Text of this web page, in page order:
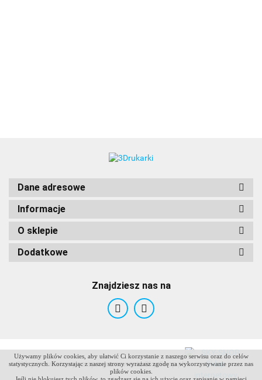
Używamy plików cookies, aby ułatwić Ci korzystanie z naszego serwisu oraz do celów
statystycznych. Korzystając z naszej strony wyrażasz zgodę na wykorzystywanie przez nas
plików cookies.
ANTCLABS
Dane adresowe
Informacje
O sklepie
Dodatkowe
Znajdziesz nas na
Sklep internetowy na oprogramowaniu Sky-Shop.pl